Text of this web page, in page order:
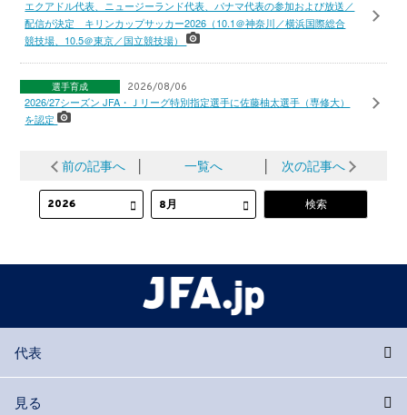
エクアドル代表、ニュージーランド代表、パナマ代表の参加および放送／
配信が決定 キリンカップサッカー2026（10.1＠神奈川／横浜国際総合
競技場、10.5＠東京／国立競技場）
選手育成 2026/08/06
2026/27シーズン JFA・Ｊリーグ特別指定選手に佐藤柚太選手（専修大）
を認定
前の記事へ 一覧へ 次の記事へ
代表
見る